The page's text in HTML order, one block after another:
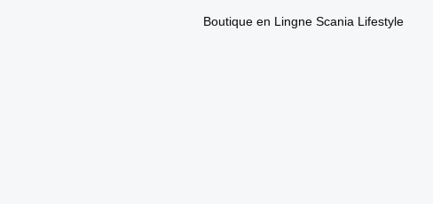
Boutique en Lingne Scania Lifestyle